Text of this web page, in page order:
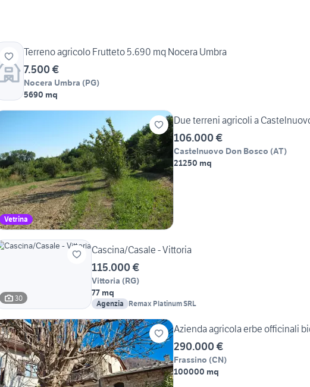
Terreno agricolo Frutteto 5.690 mq Nocera Umbra
7.500 €
Nocera Umbra (PG)
5690 mq
Vetrina
Due terreni agricoli a
106.000 €
Castelnuovo Don Bosco (AT)
21250 mq
30
Cascina/Casale - Vittoria
115.000 €
Vittoria (RG)
77 mq
Agenzia Remax Platinum SRL
Azienda agricola erbe officinali
290.000 €
Frassino (CN)
100000 mq